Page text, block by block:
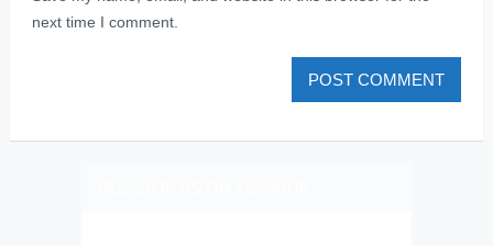
next time I comment.